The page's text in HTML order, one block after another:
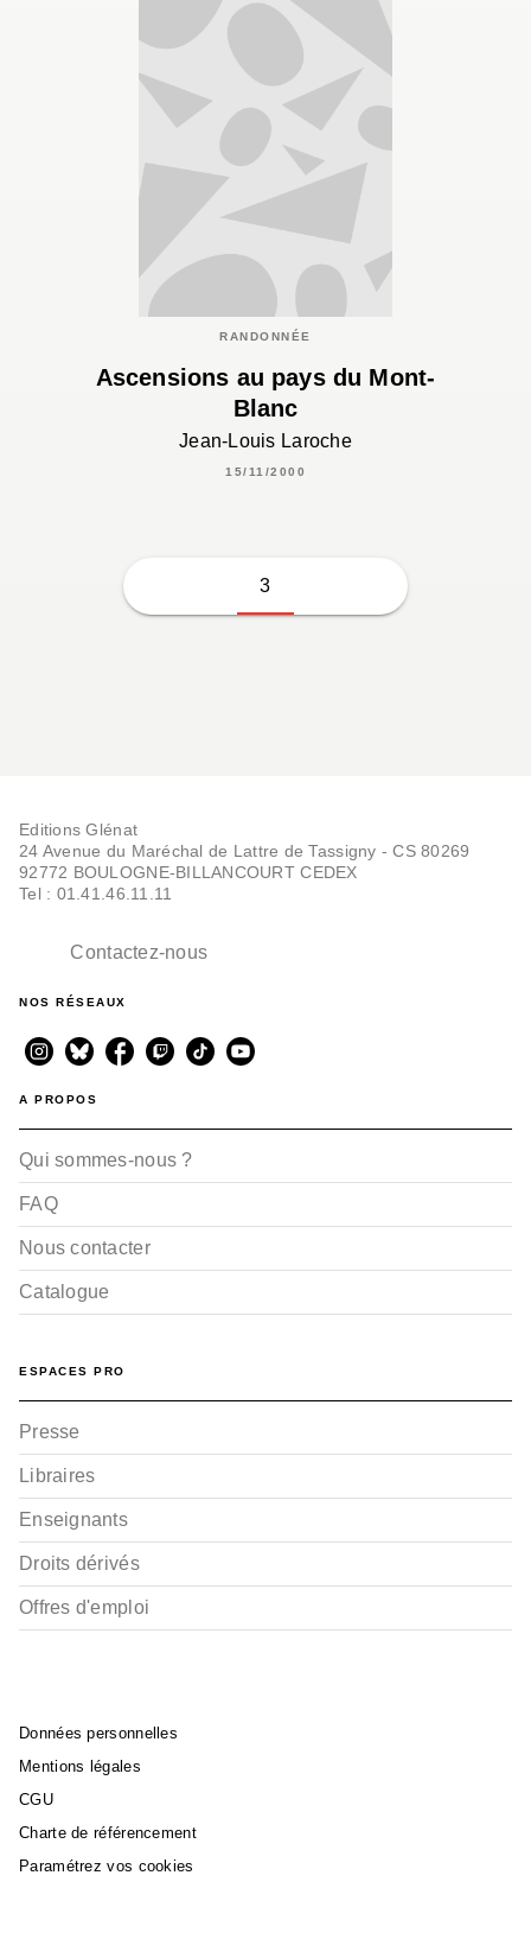
RANDONNÉE
Ascensions au pays du Mont-
Blanc
Jean-Louis Laroche
15/11/2000
3
Editions Glénat
24 Avenue du Maréchal de Lattre de Tassigny - CS 80269
92772 BOULOGNE-BILLANCOURT CEDEX
Tel : 01.41.46.11.11
Contactez-nous
NOS RÉSEAUX
A PROPOS
Qui sommes-nous ?
FAQ
Nous contacter
Catalogue
ESPACES PRO
Presse
Libraires
Enseignants
Droits dérivés
Offres d'emploi
Données personnelles
Mentions légales
CGU
Charte de référencement
Paramétrez vos cookies